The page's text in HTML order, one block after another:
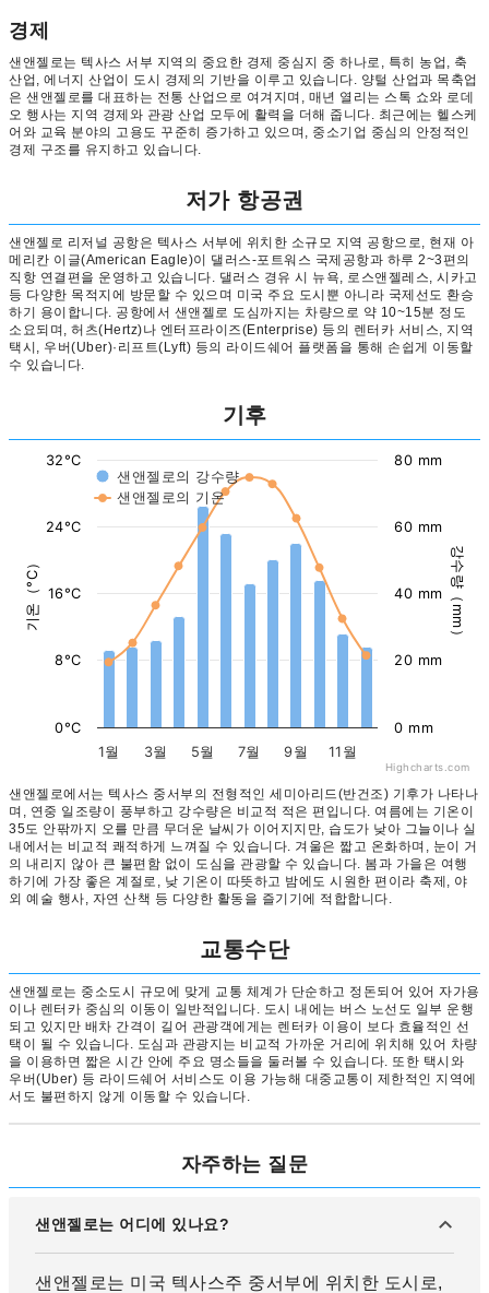
경제
샌앤젤로는 텍사스 서부 지역의 중요한 경제 중심지 중 하나로, 특히 농업, 축
산업, 에너지 산업이 도시 경제의 기반을 이루고 있습니다. 양털 산업과 목축업
은 샌앤젤로를 대표하는 전통 산업으로 여겨지며, 매년 열리는 스톡 쇼와 로데
오 행사는 지역 경제와 관광 산업 모두에 활력을 더해 줍니다. 최근에는 헬스케
어와 교육 분야의 고용도 꾸준히 증가하고 있으며, 중소기업 중심의 안정적인
경제 구조를 유지하고 있습니다.
저가 항공권
샌앤젤로 리저널 공항은 텍사스 서부에 위치한 소규모 지역 공항으로, 현재 아
메리칸 이글(American Eagle)이 댈러스-포트워스 국제공항과 하루 2~3편의
직항 연결편을 운영하고 있습니다. 댈러스 경유 시 뉴욕, 로스앤젤레스, 시카고
등 다양한 목적지에 방문할 수 있으며 미국 주요 도시뿐 아니라 국제선도 환승
하기 용이합니다. 공항에서 샌앤젤로 도심까지는 차량으로 약 10~15분 정도
소요되며, 허츠(Hertz)나 엔터프라이즈(Enterprise) 등의 렌터카 서비스, 지역
택시, 우버(Uber)·리프트(Lyft) 등의 라이드쉐어 플랫폼을 통해 손쉽게 이동할
수 있습니다.
기후
기온（°C） 강수량（mm）
샌앤젤로의 강수량
샌앤젤로의 기온
1월 3월 5월 7월 9월 11월
0°C
8°C
16°C
24°C
32°C
0 mm
20 mm
40 mm
60 mm
80 mm
Highcharts.com
샌앤젤로에서는 텍사스 중서부의 전형적인 세미아리드(반건조) 기후가 나타나
며, 연중 일조량이 풍부하고 강수량은 비교적 적은 편입니다. 여름에는 기온이
35도 안팎까지 오를 만큼 무더운 날씨가 이어지지만, 습도가 낮아 그늘이나 실
내에서는 비교적 쾌적하게 느껴질 수 있습니다. 겨울은 짧고 온화하며, 눈이 거
의 내리지 않아 큰 불편함 없이 도심을 관광할 수 있습니다. 봄과 가을은 여행
하기에 가장 좋은 계절로, 낮 기온이 따뜻하고 밤에도 시원한 편이라 축제, 야
외 예술 행사, 자연 산책 등 다양한 활동을 즐기기에 적합합니다.
교통수단
샌앤젤로는 중소도시 규모에 맞게 교통 체계가 단순하고 정돈되어 있어 자가용
이나 렌터카 중심의 이동이 일반적입니다. 도시 내에는 버스 노선도 일부 운행
되고 있지만 배차 간격이 길어 관광객에게는 렌터카 이용이 보다 효율적인 선
택이 될 수 있습니다. 도심과 관광지는 비교적 가까운 거리에 위치해 있어 차량
을 이용하면 짧은 시간 안에 주요 명소들을 둘러볼 수 있습니다. 또한 택시와
우버(Uber) 등 라이드쉐어 서비스도 이용 가능해 대중교통이 제한적인 지역에
서도 불편하지 않게 이동할 수 있습니다.
자주하는 질문
샌앤젤로는 어디에 있나요?
샌앤젤로는 미국 텍사스주 중서부에 위치한 도시로,